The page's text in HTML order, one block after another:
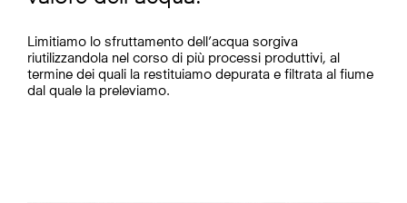
Limitiamo lo sfruttamento dell’acqua sorgiva
riutilizzandola nel corso di più processi produttivi, al
termine dei quali la restituiamo depurata e filtrata al fiume
dal quale la preleviamo.